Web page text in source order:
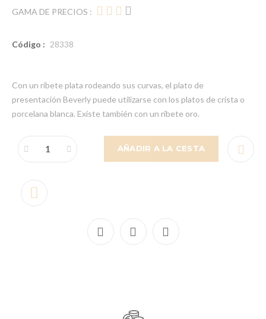
GAMA DE PRECIOS :
Código : 28338
Con un ribete plata rodeando sus curvas, el plato de
presentación Beverly puede utilizarse con los platos de crista o
porcelana blanca. Existe también con un ribete oro.
AÑADIR A LA CESTA